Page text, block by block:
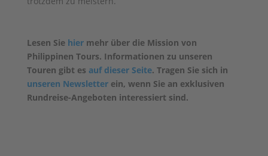
Lesen Sie hiermehr über die Mission von
Philippinen Tours. Informationen zu unseren
Touren gibt es auf dieser Seite. Tragen Sie sich in
unseren Newsletterein, wenn Sie an exklusiven
Rundreise-Angeboten interessiert sind.